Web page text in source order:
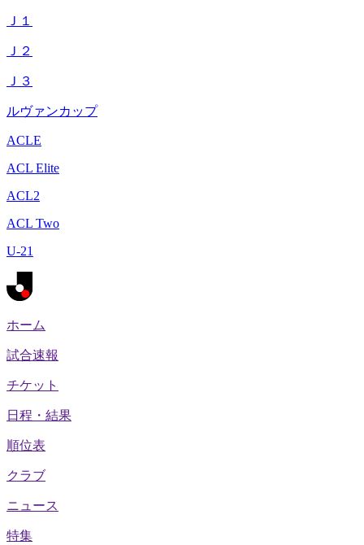
Ｊ１
Ｊ２
Ｊ３
ルヴァンカップ
ACLE
ACL Elite
ACL2
ACL Two
U-21
ホーム
試合速報
チケット
日程・結果
順位表
クラブ
ニュース
特集